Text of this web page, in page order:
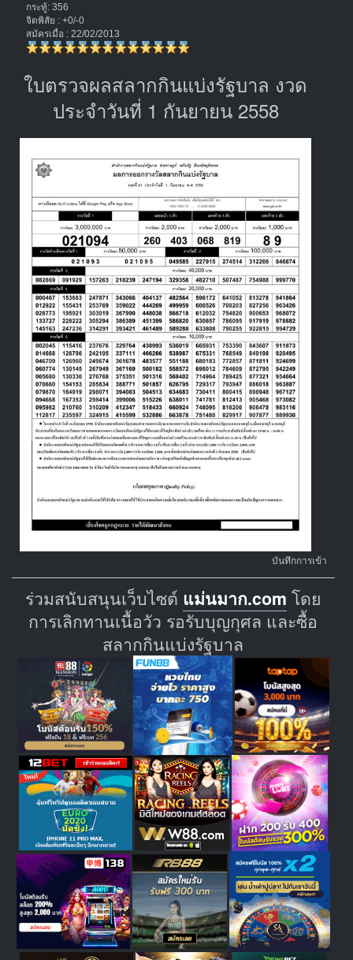
กระทู้: 356
จิตพิสัย : +0/-0
สมัครเมื่อ : 22/02/2013
ใบตรวจผลสลากกินแบ่งรัฐบาล งวด
ประจำวันที่ 1 กันยายน 2558
บันทึกการเข้า
ร่วมสนับสนุนเว็บไซต์ แม่นมาก.com โดย
การเลิกทานเนื้อวัว รอรับบุญกุศล และซื้อ
สลากกินแบ่งรัฐบาล